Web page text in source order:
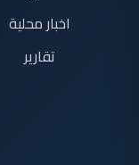
اخبار محلية
تقارير